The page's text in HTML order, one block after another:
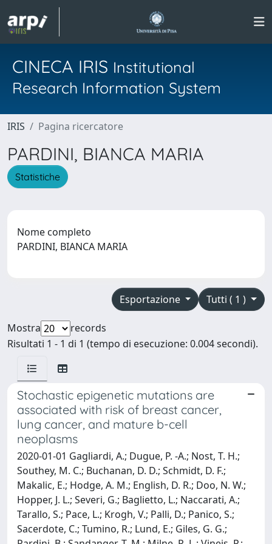
CINECA IRIS Institutional
Research Information System
IRIS Pagina ricercatore
PARDINI, BIANCA MARIA
Statistiche
Nome completo
PARDINI, BIANCA MARIA
Tutti ( 1 )
Esportazione
Mostra
records
Risultati 1 - 1 di 1 (tempo di esecuzione: 0.004 secondi).
Stochastic epigenetic mutations are
associated with risk of breast cancer,
lung cancer, and mature b-cell
neoplasms
2020-01-01 Gagliardi, A.; Dugue, P. -A.; Nost, T. H.;
Southey, M. C.; Buchanan, D. D.; Schmidt, D. F.;
Makalic, E.; Hodge, A. M.; English, D. R.; Doo, N. W.;
Hopper, J. L.; Severi, G.; Baglietto, L.; Naccarati, A.;
Tarallo, S.; Pace, L.; Krogh, V.; Palli, D.; Panico, S.;
Sacerdote, C.; Tumino, R.; Lund, E.; Giles, G. G.;